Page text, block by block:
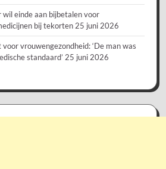
wil einde aan bijbetalen voor
bij tekorten 25 juni 2026
vrouwengezondheid: ‘De man was
standaard’ 25 juni 2026